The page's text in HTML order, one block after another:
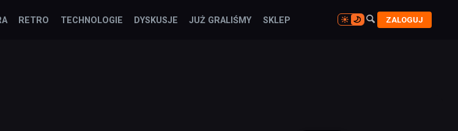
RETRO TECHNOLOGIE DYSKUSJE JUŻ GRALIŚMY SKLEP 
 ZALOGUJ